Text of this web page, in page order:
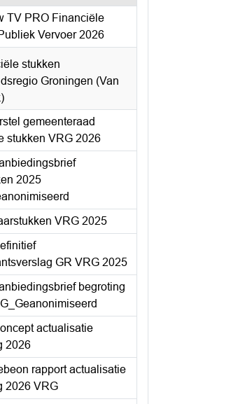
TV PRO Financiële
Vervoer 2026
stukken
Groningen (Van
gemeenteraad
stukken VRG 2026
2025
VRG 2025
GR VRG 2025
begroting
actualisatie
2026
rapport actualisatie
2026 VRG